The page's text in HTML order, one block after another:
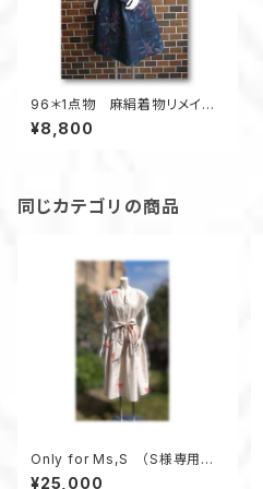
96＊1点物 麻絹着物リメイク
Ａラインワンピース
¥8,800
同じカテゴリの商品
Only for Ms,S （S様専用ペ
ージの為、他のお客様はお買い
¥25,000